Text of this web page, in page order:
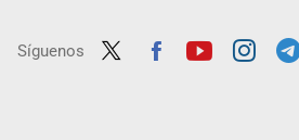
Síguenos